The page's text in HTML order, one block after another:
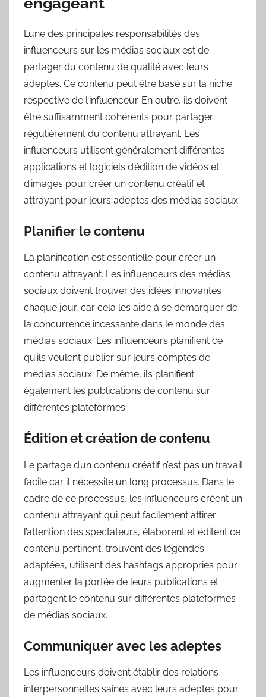
L’une des principales responsabilités des
influenceurs sur les médias sociaux est de
partager du contenu de qualité avec leurs
adeptes. Ce contenu peut être basé sur la niche
respective de l’influenceur. En outre, ils doivent
être suffisamment cohérents pour partager
régulièrement du contenu attrayant. Les
influenceurs utilisent généralement différentes
applications et logiciels d’édition de vidéos et
d’images pour créer un contenu créatif et
attrayant pour leurs adeptes des médias sociaux.
Planifier le contenu
La planification est essentielle pour créer un
contenu attrayant. Les influenceurs des médias
sociaux doivent trouver des idées innovantes
chaque jour, car cela les aide à se démarquer de
la concurrence incessante dans le monde des
médias sociaux. Les influenceurs planifient ce
qu’ils veulent publier sur leurs comptes de
médias sociaux. De même, ils planifient
également les publications de contenu sur
différentes plateformes.
Édition et création de contenu
Le partage d’un contenu créatif n’est pas un travail
facile car il nécessite un long processus. Dans le
cadre de ce processus, les influenceurs créent un
contenu attrayant qui peut facilement attirer
l’attention des spectateurs, élaborent et éditent ce
contenu pertinent, trouvent des légendes
adaptées, utilisent des hashtags appropriés pour
augmenter la portée de leurs publications et
partagent le contenu sur différentes plateformes
de médias sociaux.
Communiquer avec les adeptes
Les influenceurs doivent établir des relations
interpersonnelles saines avec leurs adeptes pour